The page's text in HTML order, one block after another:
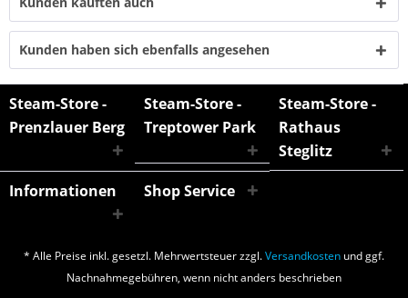
Kunden haben sich ebenfalls angesehen
Steam-Store -
Prenzlauer Berg
Steam-Store -
Treptower Park
Steam-Store -
Rathaus
Steglitz
Informationen
Shop Service
* Alle Preise inkl. gesetzl. Mehrwertsteuer zzgl.Versandkosten und ggf.
Nachnahmegebühren, wenn nicht anders beschrieben